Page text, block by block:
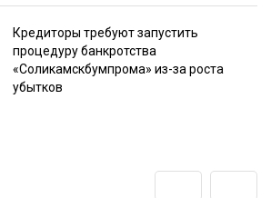
Кредиторы требуют запустить
процедуру банкротства
«Соликамскбумпрома» из-за роста
убытков